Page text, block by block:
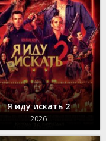
Я иду искать 2
2026